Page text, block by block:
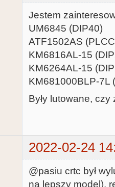
Jestem
UM6845 (DIP40)
ATF1502AS
KM6816AL-15
KM6264AL-15
KM681000BLP-7L
Były lutowane,
2022-02-24
@pasiu crtc był
na lepszy model),